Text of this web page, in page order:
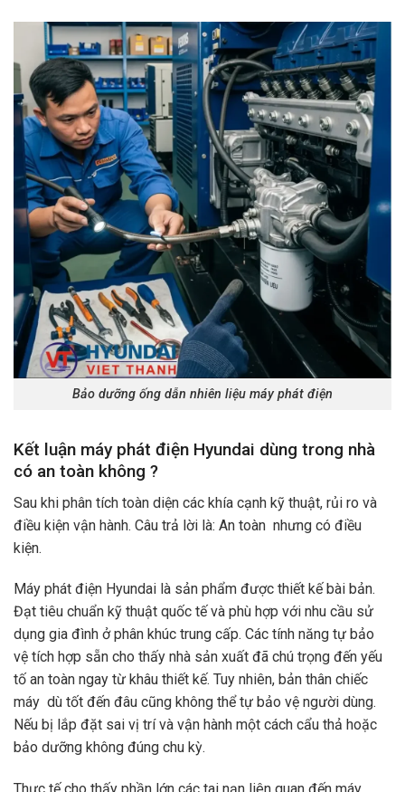
Bảo dưỡng ống dẫn nhiên liệu máy phát điện
Kết luận máy phát điện Hyundai dùng trong nhà
có an toàn không ?
Sau khi phân tích toàn diện các khía cạnh kỹ thuật, rủi ro và
điều kiện vận hành. Câu trả lời là: An toàn nhưng có điều
kiện.
Máy phát điện Hyundai là sản phẩm được thiết kế bài bản.
Đạt tiêu chuẩn kỹ thuật quốc tế và phù hợp với nhu cầu sử
dụng gia đình ở phân khúc trung cấp. Các tính năng tự bảo
vệ tích hợp sẵn cho thấy nhà sản xuất đã chú trọng đến yếu
tố an toàn ngay từ khâu thiết kế. Tuy nhiên, bản thân chiếc
máy dù tốt đến đâu cũng không thể tự bảo vệ người dùng.
Nếu bị lắp đặt sai vị trí và vận hành một cách cẩu thả hoặc
bảo dưỡng không đúng chu kỳ.